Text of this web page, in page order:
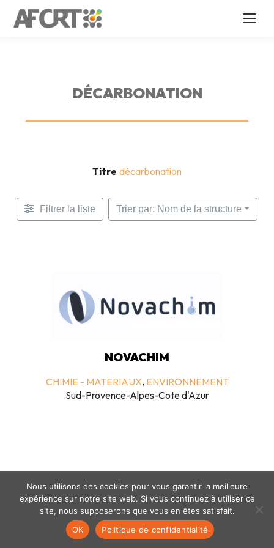
DÉCARBONATION
Titre décarbonation
Filtrer la liste Trier par: Nom de la structure
NOVACHIM
CHIMIE - MATERIAUX, ENVIRONNEMENT
Sud-Provence-Alpes-Cote d'Azur
Mentions légales- politique de confidentialité- © coclico 2026
Nous utilisons des cookies pour vous garantir la meilleure
expérience sur notre site web. Si vous continuez à utiliser ce
site, nous supposerons que vous en êtes satisfait.
OK
Politique de confidentialité